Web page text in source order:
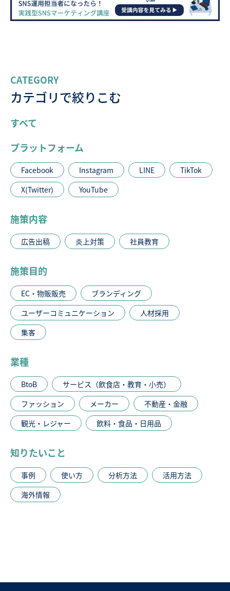
CATEGORY
カテゴリで絞りこむ
すべて
プラットフォーム
Facebook Instagram LINE
TikTok
X(Twitter)
YouTube
施策内容
広告出稿 炎上対策 社員教育
施策目的
EC・物販販売
ブランディング
ユーザーコミュニケーション
人材採用
集客
業種
BtoB
サービス（飲食店・教育・小売）
ファッション
メーカー
不動産・金融
観光・レジャー
飲料・食品・日用品
知りたいこと
事例 使い方 分析方法
活用方法
海外情報